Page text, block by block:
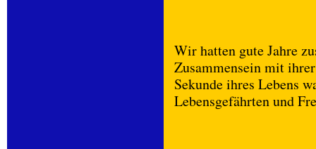
Wir hatten gute Jahre
Zusammensein mit
Sekunde ihres Lebens
Lebensgefährten und